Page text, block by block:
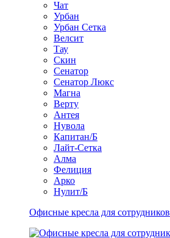
Чат
Урбан
Урбан Сетка
Велсит
Тау
Скин
Сенатор
Сенатор Люкс
Магна
Верту
Антея
Нувола
Капитан/Б
Лайт-Сетка
Алма
Фелиция
Арко
Нулит/Б
Офисные кресла для сотрудников